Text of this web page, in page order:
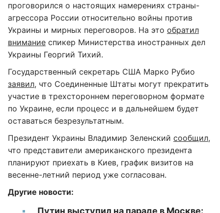
проговорился о настоящих намерениях страны-
агрессора России относительно войны против
Украины и мирных переговоров. На это обратил
внимание спикер Министерства иностранных дел
Украины Георгий Тихий.
Государственный секретарь США Марко Рубио
заявил, что Соединенные Штаты могут прекратить
участие в трехстороннем переговорном формате
по Украине, если процесс и в дальнейшем будет
оставаться безрезультатным.
Президент Украины Владимир Зеленский сообщил,
что представители американского президента
планируют приехать в Киев, график визитов на
весенне-летний период уже согласован.
Другие новости:
Путин выступил на параде в Москве: